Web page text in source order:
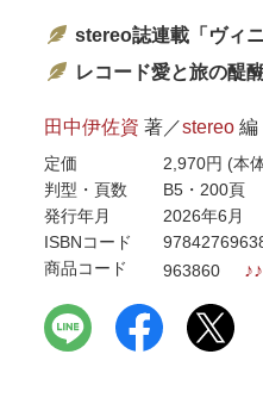
stereo誌連載「ヴィ
レコード愛と旅の醍
田中伊佐資 著／stereo 編
定価 2,970円 (本
判型・頁数
B5・200頁
発行年月
2026年6月
ISBNコード
商品コード
963860 ♪♪